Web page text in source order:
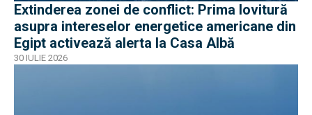
Extinderea zonei de conflict: Prima lovitură
asupra intereselor energetice americane din
Egipt activează alerta la Casa Albă
30 IULIE 2026